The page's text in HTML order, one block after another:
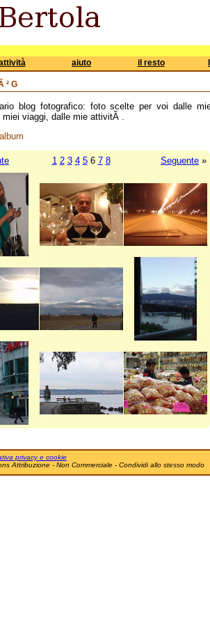
aiuto il resto
blog fotografico: foto scelte per voi dalle
miei viaggi, dalle mie attivitÃ .
Seguente »
1 2 3 4 56 7 8
privacy e cookie
Attribuzione - Non Commerciale - Condividi allo stesso modo